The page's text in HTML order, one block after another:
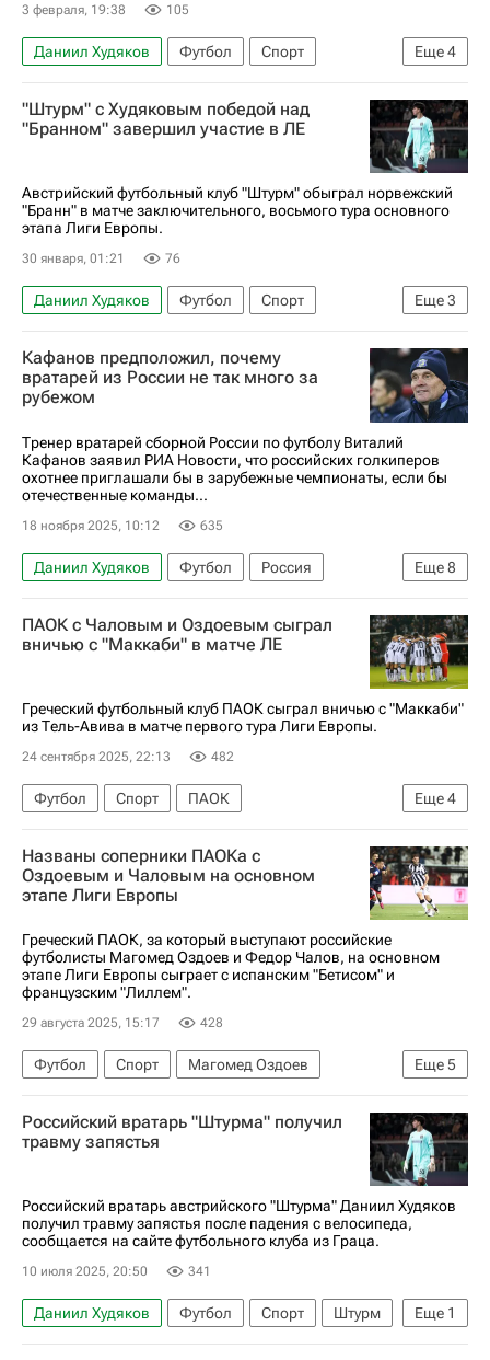
3 февраля, 19:38 105
Еще4
Даниил Худяков Футбол
Спорт
Австрия
Михаэль Паренсен
Штурм
Локомотив (Москва)
"Штурм" с Худяковым победой над
"Бранном" завершил участие в ЛЕ
Австрийский футбольный клуб "Штурм" обыграл норвежский
"Бранн" в матче заключительного, восьмого тура основного
этапа Лиги Европы.
30 января, 01:21 76
Еще3
Даниил Худяков Футбол
Спорт
Отар Китеишвили
Штурм Бранн
Кафанов предположил, почему
вратарей из России не так много за
рубежом
Тренер вратарей сборной России по футболу Виталий
Кафанов заявил РИА Новости, что российских голкиперов
охотнее приглашали бы в зарубежные чемпионаты, если бы
отечественные команды...
18 ноября 2025, 10:12 635
Еще8
Даниил Худяков Футбол
Россия
Украина
Норвегия
Андрей Лунев
Матвей Сафонов
Штурм
Байер 04
Спорт
ПАОК с Чаловым и Оздоевым сыграл
вничью с "Маккаби" в матче ЛЕ
Греческий футбольный клуб ПАОК сыграл вничью с "Маккаби"
из Тель-Авива в матче первого тура Лиги Европы.
24 сентября 2025, 22:13 482
Еще4
Футбол Спорт
ПАОК
Маккаби (Тель-Авив)
Магомед Оздоев
Федор Чалов
Лига Европы УЕФА 2026-2027
Названы соперники ПАОКа с
Оздоевым и Чаловым на основном
этапе Лиги Европы
Греческий ПАОК, за который выступают российские
футболисты Магомед Оздоев и Федор Чалов, на основном
этапе Лиги Европы сыграет с испанским "Бетисом" и
французским "Лиллем".
29 августа 2025, 15:17 428
Еще5
Футбол Спорт
Магомед Оздоев
Федор Чалов
ПАОК Бетис
Лилль
Лига Европы УЕФА 2026-2027
Российский вратарь "Штурма" получил
травму запястья
Российский вратарь австрийского "Штурма" Даниил Худяков
получил травму запястья после падения с велосипеда,
сообщается на сайте футбольного клуба из Граца.
10 июля 2025, 20:50 341
Еще 1
Даниил Худяков Футбол Спорт
Штурм
Локомотив (Москва)